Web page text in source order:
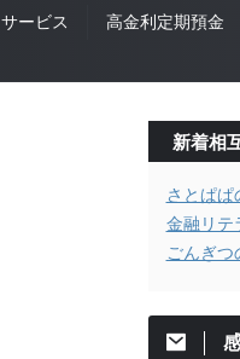
サービス 高金利定期預金
新着相
さとぱぱ
金融リテ
ごんぎつ